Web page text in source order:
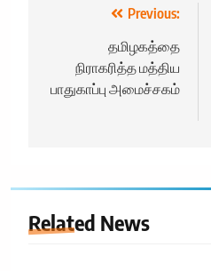
navigation
Previous:
தமிழகத்தை
நிராகரித்த மத்திய
பாதுகாப்பு அமைச்சகம்
Related News